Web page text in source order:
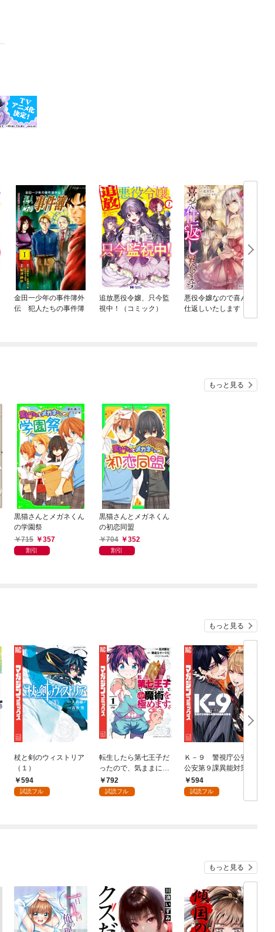
金田一少年の事件簿外
伝 犯人たちの事件簿
追放悪役令嬢、只今監
視中！（コミック）
悪役令嬢なので喜んで
仕返しいたします
もっと見る
黒猫さんとメガネくん
の学園祭
715
357
割引
黒猫さんとメガネくん
の初恋同盟
704
352
割引
もっと見る
杖と剣のウィストリア
（１）
594
試読フル
転生したら第七王子だ
ったので、気ままに魔
術を極めます（１）
792
試読フル
Ｋ－９ 警視庁公安部
公安第９課異能対策係
（１）
594
試読フル
もっと見る